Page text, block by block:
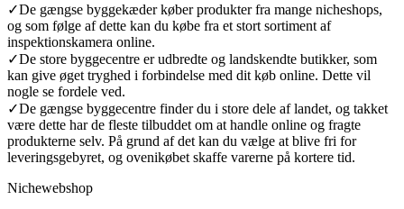
✓De gængse byggekæder køber produkter fra mange nicheshops,
og som følge af dette kan du købe fra et stort sortiment af
inspektionskamera online.
✓De store byggecentre er udbredte og landskendte butikker, som
kan give øget tryghed i forbindelse med dit køb online. Dette vil
nogle se fordele ved.
✓De gængse byggecentre finder du i store dele af landet, og takket
være dette har de fleste tilbuddet om at handle online og fragte
produkterne selv. På grund af det kan du vælge at blive fri for
leveringsgebyret, og ovenikøbet skaffe varerne på kortere tid.
Nichewebshop